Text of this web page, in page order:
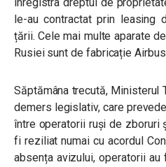
le-au contractat prin leasing
țării. Cele mai multe aparate
Rusiei sunt de fabricație
Săptămâna trecută, Ministerul
demers legislativ, care
între operatorii ruși de zboruri
fi reziliat numai cu acordul
absența avizului, operatorii